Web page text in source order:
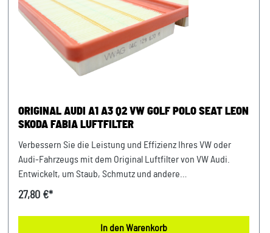
ORIGINAL AUDI A1 A3 Q2 VW GOLF POLO SEAT LEON
SKODA FABIA LUFTFILTER
Verbessern Sie die Leistung und Effizienz Ihres VW oder
Audi-Fahrzeugs mit dem Original Luftfilter von VW Audi.
Entwickelt, um Staub, Schmutz und andere
Verunreinigungen fernzuhalten, sorgt dieser Luftfilter für
und hochwertigen Materialien gewährleistet er eine lange
27,80 €*
In den Warenkorb